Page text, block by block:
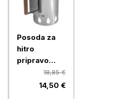
Posoda za
hitro
pripravo
žerjavice
Inox Teak
18,85 €
14,50 €